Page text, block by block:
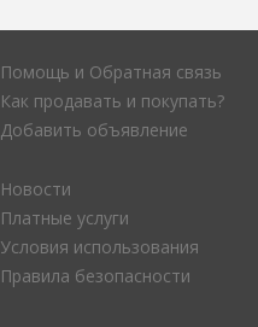
Помощь и Обратная связь
Как продавать и покупать?
Добавить объявление
Новости
Платные услуги
Условия использования
Правила безопасности